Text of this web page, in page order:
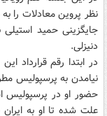
نظر پروین معادلات را
جایگزینی حمید
دنیزلی.
در ابتدا رقم قرارداد
نیامدن به پرسپولیس
حضور او در
علت شده تا او به ایران